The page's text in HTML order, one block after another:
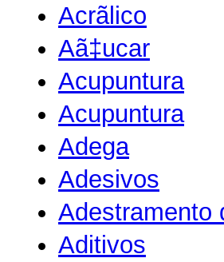
Acrãlico
Aã‡ucar
Acupuntura
Acupuntura
Adega
Adesivos
Adestramento
Aditivos